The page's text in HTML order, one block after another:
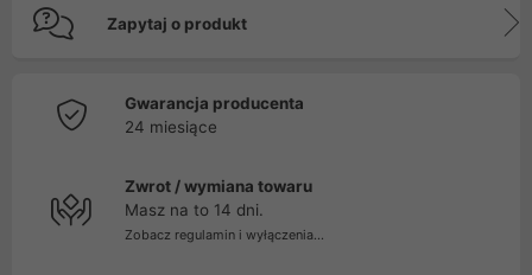
Zapytaj o produkt
Gwarancja producenta
24 miesiące
Zwrot / wymiana towaru
Masz na to 14 dni.
Zobacz regulamin i wyłączenia...